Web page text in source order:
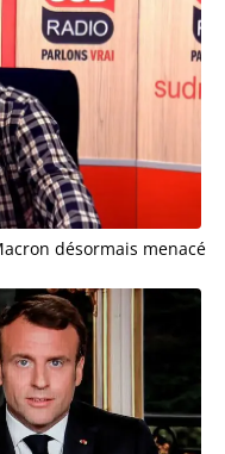
désormais menacé